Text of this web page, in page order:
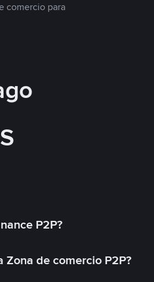
comercio para
P2P?
de comercio P2P?